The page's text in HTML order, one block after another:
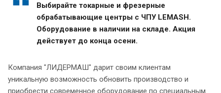
Выбирайте токарные и фрезерные
обрабатывающие центры с ЧПУ LEMASH.
Оборудование в наличии на складе. Акция
действует до конца осени.
Компания "ЛИДЕРМАШ" дарит своим клиентам
уникальную возможность обновить производство и
приобрести современное оборудование по специальным